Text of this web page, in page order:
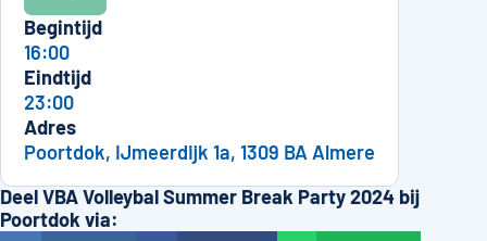
Begintijd
16:00
Eindtijd
23:00
Adres
Poortdok, IJmeerdijk 1a, 1309 BA Almere
Deel VBA Volleybal Summer Break Party 2024 bij
Poortdok via: